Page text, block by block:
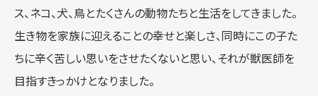
ス、ネコ、犬、鳥とたくさんの動物たちと生活をしてきました。
生き物を家族に迎えることの幸せと楽しさ、同時にこの子た
ちに辛く苦しい思いをさせたくないと思い、それが獣医師を
目指すきっかけとなりました。